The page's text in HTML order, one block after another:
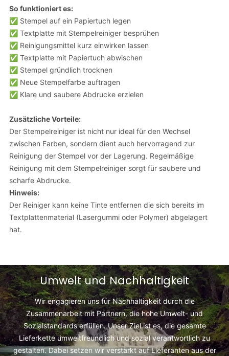
So funktioniert es:
✅ Stempel auf ein Papiertuch legen
✅ Textplatte mit Stempelreiniger besprühen
✅ Reinigungsmittel kurz einwirken lassen
✅ Textplatte mit Papiertuch abwischen
✅ Stempel gründlich trocknen
✅ Neue Stempelfarbe auftragen
✅ Klare und saubere Abdrucke erzielen
Zusätzliche Vorteile:
Der Stempelreiniger ist nicht nur ideal für den Wechsel
zwischen Farben, sondern dient auch hervorragend zur
Reinigung der Stempel vor der Lagerung. Regelmäßige
Reinigung mit dem Stempelreiniger sorgt für saubere und
scharfe Abdrucke.
Hinweis:
Der Reiniger kann keine Tinte entfernen die sich bereits im
Textplattenmaterial (Lasergummi oder Polymer) abgelagert
hat.
Umwelt und Nachhaltigkeit
Wir engagieren uns für Nachhaltigkeit durch die
Zusammenarbeit mit Partnern, die hohe Umwelt- und
Sozialstandards erfüllen. Unser Ziel ist es, die gesamte
Lieferkette umweltfreundlich und sozial verantwortlich zu
gestalten. Dabei setzen wir verstärkt auf Lieferanten aus der